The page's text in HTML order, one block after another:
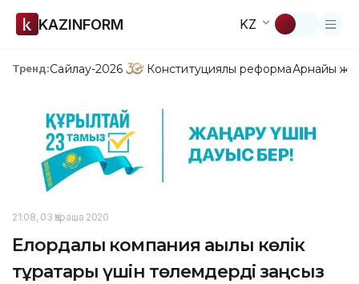
KAZINFORM KZ
Тренд:Сайлау-2026 Конституциялық реформаАрнайы
21:08, 03 Қараша 2020
Елордалық компания ақылы көлік
тұрақтары үшін төлемдерді заңсыз